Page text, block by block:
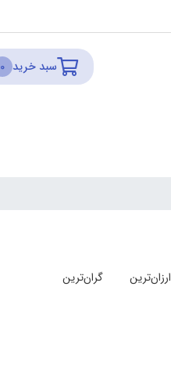
سبد خرید 0
ارزان‌ترین گران‌ترین